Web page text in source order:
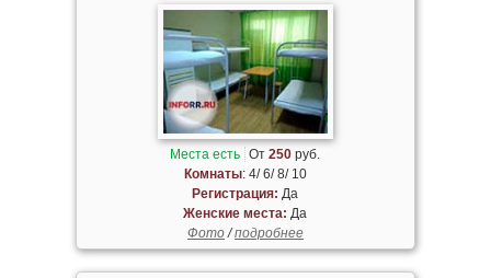
Места есть От250 руб.
Комнаты: 4/ 6/ 8/ 10
Регистрация: Да
Женские места: Да
Фото/подробнее